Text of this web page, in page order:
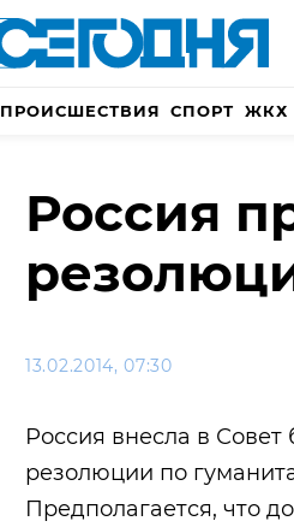
ПРОИСШЕСТВИЯ СПОРТ ЖКХ
Россия
13.02.2014, 07:30
Россия внесла в
резолюции по
Предполагается, что